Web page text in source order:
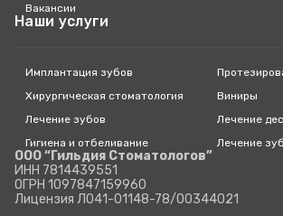
Вакансии
Наши услуги
Имплантация зубов
Хирургическая стоматология
Виниры
Лечение зубов
Лечение
Гигиена и отбеливание
Лечение
ООО “Гильдия Стоматологов”
ИНН 7814439551
ОГРН 1097847159960
Лицензия Л041-01148-78/00344021